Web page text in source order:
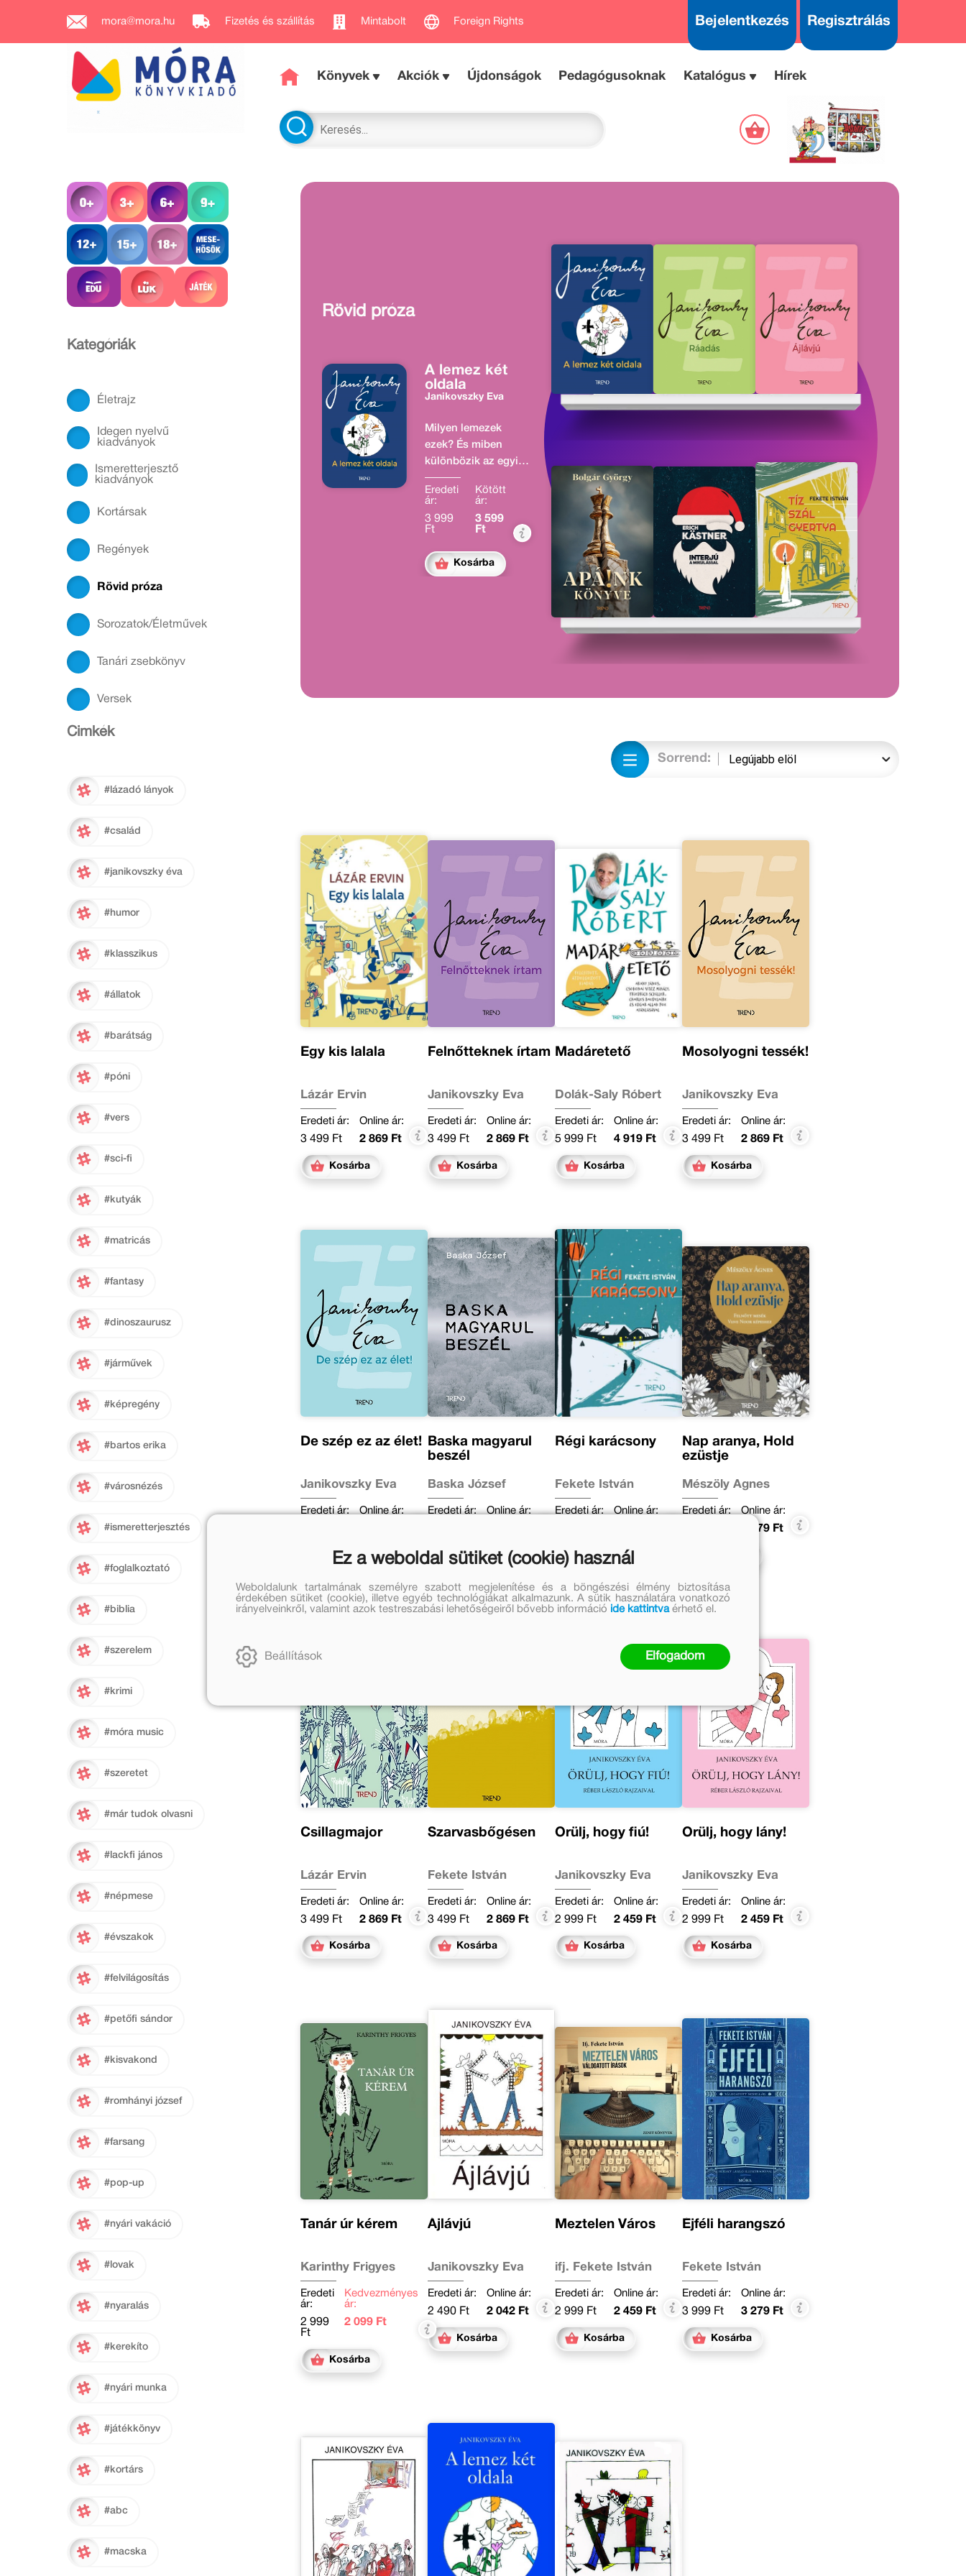
mora@mora.hu Fizetés és szállítás Mintabolt Foreign Rights Bejelentkezés Regisztrálás
Könyvek Akciók Újdonságok Pedagógusoknak Katalógus Hírek
Kategóriák
Életrajz
Idegen nyelvű
kiadványok
Ismeretterjesztő
kiadványok
Kortársak
Regények
Rövid próza
Sorozatok/Életművek
Tanári zsebkönyv
Versek
Cimkék
#lázadó lányok
#család
#janikovszky éva
#humor
#klasszikus
#állatok
#barátság
#póni
#vers
#sci-fi
#kutyák
#matricás
#fantasy
#dinoszaurusz
#járművek
#képregény
#bartos erika
#városnézés
#ismeretterjesztés
#foglalkoztató
#biblia
#szerelem
#krimi
#móra music
#szeretet
#már tudok olvasni
#lackfi jános
#népmese
#évszakok
#felvilágosítás
#petőfi sándor
#kisvakond
#romhányi józsef
#farsang
#pop-up
#nyári vakáció
#lovak
#nyaralás
#kerekíto
#nyári munka
#játékkönyv
#kortárs
#abc
#macska
Rövid próza
A lemez két
oldala
Janikovszky Éva
Milyen lemezek
ezek? És miben
különbözik az egyik
oldaluk a másiktól?
Hát nézzük csak. A
lemez egyik oldalán
például ez áll: (A
feleség szövege este
otthon.) "Hát vedd
már egyszer
Eredeti
ár:
3 999
Ft
Kötött
ár:
3 599
Ft
Kosárba
Sorrend:
Egy kis lalala
Lázár Ervin
Eredeti ár:
3 499 Ft
Online ár:
2 869 Ft
Kosárba
Felnőtteknek írtam
Janikovszky Éva
Eredeti ár:
3 499 Ft
Online ár:
2 869 Ft
Kosárba
Madáretető
Dolák-Saly Róbert
Eredeti ár:
5 999 Ft
Online ár:
4 919 Ft
Kosárba
Mosolyogni tessék!
Janikovszky Éva
Eredeti ár:
3 499 Ft
Online ár:
2 869 Ft
Kosárba
De szép ez az élet!
Janikovszky Éva
Eredeti ár:
Online ár:
Kosárba
Baska magyarul
beszél
Baska József
Eredeti ár:
Online ár:
Kosárba
Régi karácsony
Fekete István
Eredeti ár:
Online ár:
Kosárba
Nap aranya, Hold
ezüstje
Mészöly Ágnes
Eredeti ár:
Online ár:
3 279 Ft
Csillagmajor
Lázár Ervin
Eredeti ár:
3 499 Ft
Online ár:
2 869 Ft
Kosárba
Szarvasbőgésen
Fekete István
Eredeti ár:
3 499 Ft
Online ár:
2 869 Ft
Kosárba
Örülj, hogy fiú!
Janikovszky Éva
Eredeti ár:
2 999 Ft
Online ár:
2 459 Ft
Kosárba
Örülj, hogy lány!
Janikovszky Éva
Eredeti ár:
2 999 Ft
Online ár:
2 459 Ft
Kosárba
Tanár úr kérem
Karinthy Frigyes
Eredeti
ár:
2 999
Ft
Kedvezményes
ár:
2 099 Ft
Kosárba
Ájlávjú
Janikovszky Éva
Eredeti ár:
2 490 Ft
Online ár:
2 042 Ft
Kosárba
Meztelen Város
ifj. Fekete István
Eredeti ár:
2 999 Ft
Online ár:
2 459 Ft
Kosárba
Éjféli harangszó
Fekete István
Eredeti ár:
3 999 Ft
Online ár:
3 279 Ft
Kosárba
Ez a weboldal sütiket (cookie) használ
Weboldalunk tartalmának személyre szabott megjelenítése és a böngészési élmény biztosítása
érdekében sütiket (cookie), illetve egyéb technológiákat alkalmazunk. A sütik használatára vonatkozó
irányelveinkről, valamint azok testreszabási lehetőségeiről bővebb információ ide kattintvaérhető el.
Beállítások Elfogadom